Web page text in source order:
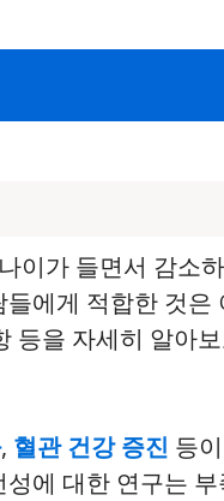
이가 들면서 감소
에게 적합한 것은
등을 자세히 알아
, 혈관 건강 증진 등
에 대한 연구는